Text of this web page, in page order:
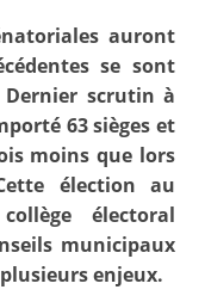
auront
se sont
Dernier scrutin à
63 sièges et
moins que lors
élection au
électoral
municipaux
enjeux.